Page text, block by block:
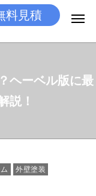
料見積
ヘーベル版に最
説！
外壁塗装
電話する